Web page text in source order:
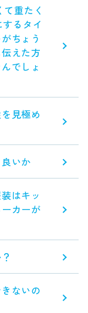
重たく
るタイ
ちょう
えた方
でしょ
見極め
いか
はキッ
カーが
ないの